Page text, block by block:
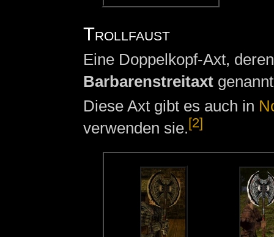
Trollfaust
Eine Doppelkopf-Axt,
Barbarenstreitaxt
Diese Axt gibt es auch in
verwenden sie. [2]